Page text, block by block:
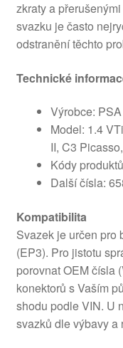
zkraty a
svazku je často
odstranění těchto
Technické
Výrobce:
Model: 1.4
II, C3
Kódy
Další čísla:
Kompatibilita
Svazek je určen pro
(EP3). Pro jistotu
porovnat OEM čísla
konektorů s Vaším
shodu podle VIN. U
svazků dle výbavy a